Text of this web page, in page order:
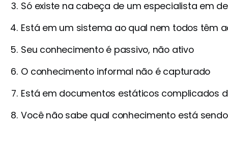
Só existe na cabeça de um especialista em
Está em um sistema ao qual nem todos têm
Seu conhecimento é passivo, não ativo
O conhecimento informal não é capturado
Está em documentos estáticos complicados
Você não sabe qual conhecimento está